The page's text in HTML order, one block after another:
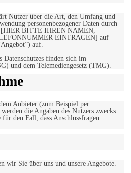
Nutzer über die Art, den Umfang und
personenbezogener Daten durch
[HIER BITTE IHREN NAMEN,
EINTRAGEN] auf
auf.
Datenschutzes finden sich im
und dem Telemediengesetz (TMG).
Anbieter (zum Beispiel per
die Angaben des Nutzers zwecks
den Fall, dass Anschlussfragen
wir Sie über uns und unsere Angebote.